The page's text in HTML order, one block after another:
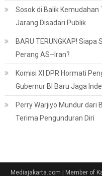
Sosok di Balik Kemudahan
Jarang Disadari Publik
BARU TERUNGKAP!
Perang AS–Iran?
Komisi XI DPR Hormati
Gubernur BI Baru Jaga
Perry Warjiyo Mundur dari
Terima Pengunduran Diri
Mediajakarta.com | Member of